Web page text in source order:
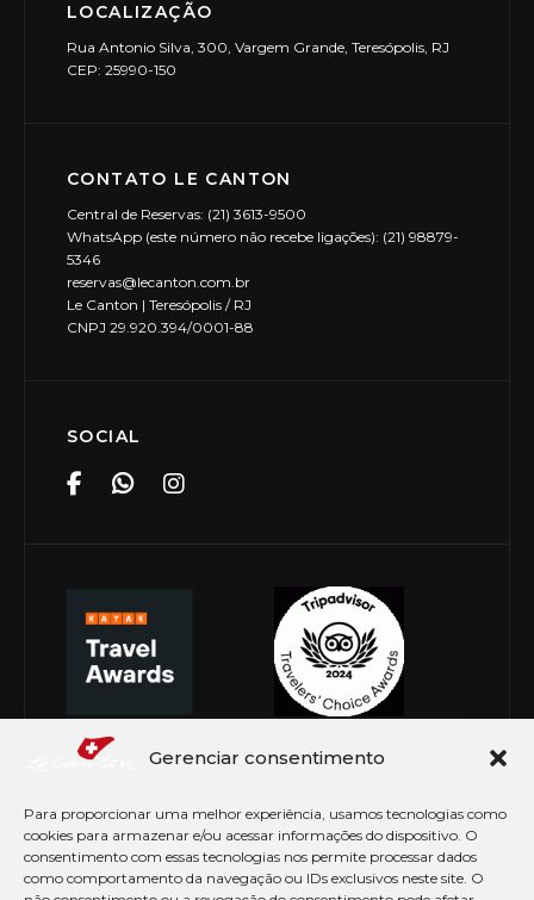
Gerenciar consentimento
Para proporcionar uma melhor experiência, usamos tecnologias como
cookies para armazenar e/ou acessar informações do dispositivo. O
consentimento com essas tecnologias nos permite processar dados
como comportamento da navegação ou IDs exclusivos neste site. O
LOCALIZAÇÃO
Rua Antonio Silva, 300, Vargem Grande, Teresópolis, RJ
CEP: 25990-150
CONTATO LE CANTON
Central de Reservas: (21) 3613-9500
WhatsApp (este número não recebe ligações): (21) 98879-
5346
reservas@lecanton.com.br
Le Canton | Teresópolis / RJ
CNPJ 29.920.394/0001-88
SOCIAL